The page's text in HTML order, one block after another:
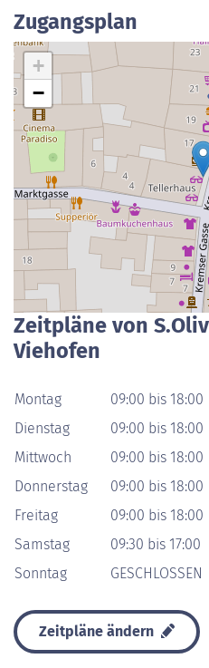
Zugangsplan
+
−
Zeitpläne von
Viehofen
Montag
09:00 bis 18:00
Dienstag
09:00 bis 18:00
Mittwoch
09:00 bis 18:00
Donnerstag
09:00 bis 18:00
Freitag
09:00 bis 18:00
Samstag
09:30 bis 17:00
Sonntag
GESCHLOSSEN
Zeitpläne ändern